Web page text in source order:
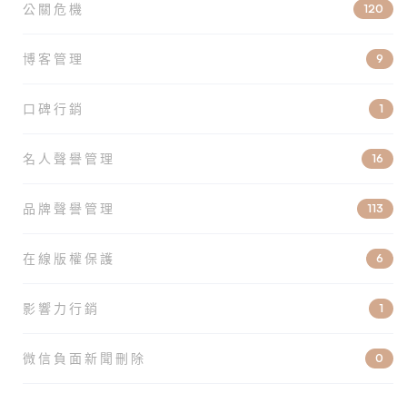
公關危機 120
博客管理 9
口碑行銷 1
名人聲譽管理 16
品牌聲譽管理 113
在線版權保護 6
影響力行銷 1
微信負面新聞刪除 0